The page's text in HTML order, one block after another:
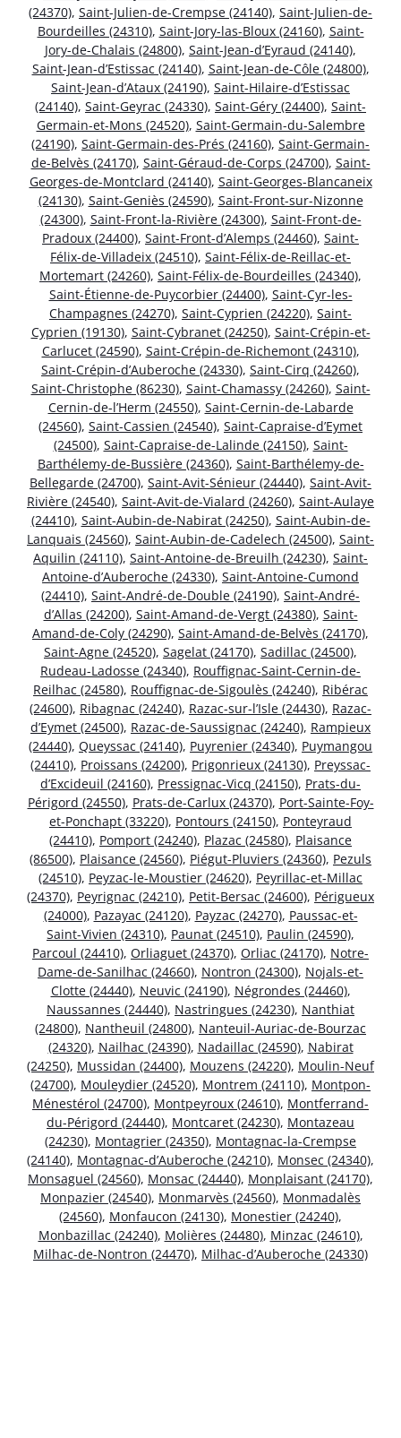
(24370), Saint-Julien-de-Crempse (24140), Saint-Julien-de-
Bourdeilles (24310), Saint-Jory-las-Bloux (24160), Saint-
Jory-de-Chalais (24800), Saint-Jean-d’Eyraud (24140),
Saint-Jean-d’Estissac (24140), Saint-Jean-de-Côle (24800),
Saint-Jean-d’Ataux (24190), Saint-Hilaire-d’Estissac
(24140), Saint-Geyrac (24330), Saint-Géry (24400), Saint-
Germain-et-Mons (24520), Saint-Germain-du-Salembre
(24190), Saint-Germain-des-Prés (24160), Saint-Germain-
de-Belvès (24170), Saint-Géraud-de-Corps (24700), Saint-
Georges-de-Montclard (24140), Saint-Georges-Blancaneix
(24130), Saint-Geniès (24590), Saint-Front-sur-Nizonne
(24300), Saint-Front-la-Rivière (24300), Saint-Front-de-
Pradoux (24400), Saint-Front-d’Alemps (24460), Saint-
Félix-de-Villadeix (24510), Saint-Félix-de-Reillac-et-
Mortemart (24260), Saint-Félix-de-Bourdeilles (24340),
Saint-Étienne-de-Puycorbier (24400), Saint-Cyr-les-
Champagnes (24270), Saint-Cyprien (24220), Saint-
Cyprien (19130), Saint-Cybranet (24250), Saint-Crépin-et-
Carlucet (24590), Saint-Crépin-de-Richemont (24310),
Saint-Crépin-d’Auberoche (24330), Saint-Cirq (24260),
Saint-Christophe (86230), Saint-Chamassy (24260), Saint-
Cernin-de-l’Herm (24550), Saint-Cernin-de-Labarde
(24560), Saint-Cassien (24540), Saint-Capraise-d’Eymet
(24500), Saint-Capraise-de-Lalinde (24150), Saint-
Barthélemy-de-Bussière (24360), Saint-Barthélemy-de-
Bellegarde (24700), Saint-Avit-Sénieur (24440), Saint-Avit-
Rivière (24540), Saint-Avit-de-Vialard (24260), Saint-Aulaye
(24410), Saint-Aubin-de-Nabirat (24250), Saint-Aubin-de-
Lanquais (24560), Saint-Aubin-de-Cadelech (24500), Saint-
Aquilin (24110), Saint-Antoine-de-Breuilh (24230), Saint-
Antoine-d’Auberoche (24330), Saint-Antoine-Cumond
(24410), Saint-André-de-Double (24190), Saint-André-
d’Allas (24200), Saint-Amand-de-Vergt (24380), Saint-
Amand-de-Coly (24290), Saint-Amand-de-Belvès (24170),
Saint-Agne (24520), Sagelat (24170), Sadillac (24500),
Rudeau-Ladosse (24340), Rouffignac-Saint-Cernin-de-
Reilhac (24580), Rouffignac-de-Sigoulès (24240), Ribérac
(24600), Ribagnac (24240), Razac-sur-l’Isle (24430), Razac-
d’Eymet (24500), Razac-de-Saussignac (24240), Rampieux
(24440), Queyssac (24140), Puyrenier (24340), Puymangou
(24410), Proissans (24200), Prigonrieux (24130), Preyssac-
d’Excideuil (24160), Pressignac-Vicq (24150), Prats-du-
Périgord (24550), Prats-de-Carlux (24370), Port-Sainte-Foy-
et-Ponchapt (33220), Pontours (24150), Ponteyraud
(24410), Pomport (24240), Plazac (24580), Plaisance
(86500), Plaisance (24560), Piégut-Pluviers (24360), Pezuls
(24510), Peyzac-le-Moustier (24620), Peyrillac-et-Millac
(24370), Peyrignac (24210), Petit-Bersac (24600), Périgueux
(24000), Pazayac (24120), Payzac (24270), Paussac-et-
Saint-Vivien (24310), Paunat (24510), Paulin (24590),
Parcoul (24410), Orliaguet (24370), Orliac (24170), Notre-
Dame-de-Sanilhac (24660), Nontron (24300), Nojals-et-
Clotte (24440), Neuvic (24190), Négrondes (24460),
Naussannes (24440), Nastringues (24230), Nanthiat
(24800), Nantheuil (24800), Nanteuil-Auriac-de-Bourzac
(24320), Nailhac (24390), Nadaillac (24590), Nabirat
(24250), Mussidan (24400), Mouzens (24220), Moulin-Neuf
(24700), Mouleydier (24520), Montrem (24110), Montpon-
Ménestérol (24700), Montpeyroux (24610), Montferrand-
du-Périgord (24440), Montcaret (24230), Montazeau
(24230), Montagrier (24350), Montagnac-la-Crempse
(24140), Montagnac-d’Auberoche (24210), Monsec (24340),
Monsaguel (24560), Monsac (24440), Monplaisant (24170),
Monpazier (24540), Monmarvès (24560), Monmadalès
(24560), Monfaucon (24130), Monestier (24240),
Monbazillac (24240), Molières (24480), Minzac (24610),
Milhac-de-Nontron (24470), Milhac-d’Auberoche (24330)